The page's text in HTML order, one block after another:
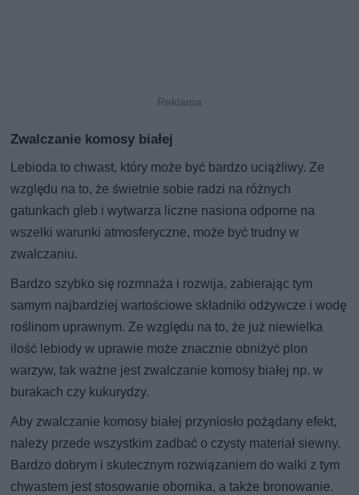
Zwalczanie komosy białej
Lebioda to chwast, który może być bardzo uciążliwy. Ze
względu na to, że świetnie sobie radzi na różnych
gatunkach gleb i wytwarza liczne nasiona odporne na
wszelki warunki atmosferyczne, może być trudny w
zwalczaniu.
Bardzo szybko się rozmnaża i rozwija, zabierając tym
samym najbardziej wartościowe składniki odżywcze i wodę
roślinom uprawnym. Ze względu na to, że już niewielka
ilość lebiody w uprawie może znacznie obniżyć plon
warzyw, tak ważne jest zwalczanie komosy białej np. w
burakach czy kukurydzy.
Aby zwalczanie komosy białej przyniosło pożądany efekt,
należy przede wszystkim zadbać o czysty materiał siewny.
Bardzo dobrym i skutecznym rozwiązaniem do walki z tym
chwastem jest stosowanie obornika, a także bronowanie.